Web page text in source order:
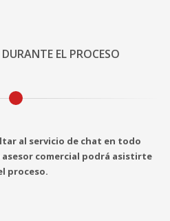
EL PROCESO
al servicio de chat en todo
comercial podrá asistirte
proceso.